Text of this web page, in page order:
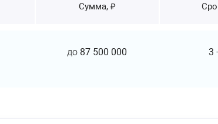
Сумма, ₽
до 87 500 000 3